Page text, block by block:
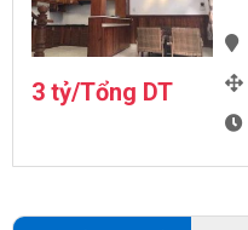
3 tỷ/Tổng DT